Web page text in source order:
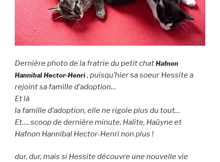
Dernière photo de la fratrie du petit chatHafnon
Hannibal Hector-Henri, puisqu’hier sa soeur Hessite a
rejoint sa famille d’adoption…
Et là
la famille d’adoption, elle ne rigole plus du tout…
Et…. scoop de dernière minute, Halite, Haüyne et
Hafnon Hannibal Hector-Henri non plus !
dur, dur, mais si Hessite découvre une nouvelle vie